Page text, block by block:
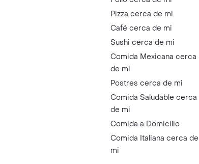
Pizza cerca de mi
Café cerca de mi
Sushi cerca de mi
Comida Mexicana cerca
de mi
Postres cerca de mi
Comida Saludable cerca
de mi
Comida a Domicilio
Comida Italiana cerca de
mi